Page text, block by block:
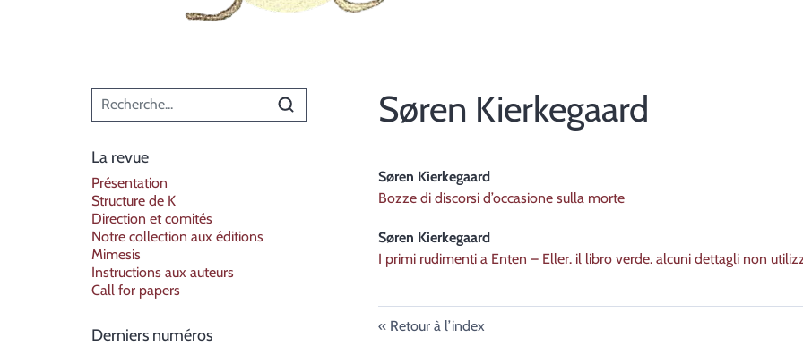
Menu principal
La revue
Présentation
Structure de K
Direction et comités
Notre collection aux éditions
Mimesis
Instructions aux auteurs
Call for papers
Derniers numéros
Søren Kierkegaard
Søren Kierkegaard
Bozze di discorsi d’occasione sulla morte
Søren Kierkegaard
I primi rudimenti a Enten – Eller. il libro verde. alcuni dettagli non
Retour à l’index